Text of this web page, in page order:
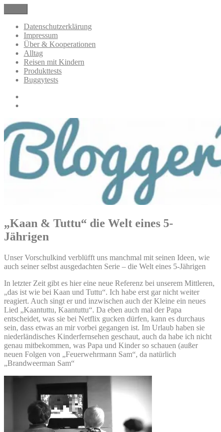
Inhalt
springen
BloggerMumOf3Boys Mamablog
Mamablog über das Leben mit drei Kindern mit Produkttests und
Alltagsthemen
Datenschutzerklärung
Impressum
Über & Kooperationen
Alltag
Reisen mit Kindern
Produkttests
Buggytests
„Kaan & Tuttu“ die Welt eines 5-
Jährigen
Unser Vorschulkind verblüfft uns manchmal mit seinen Ideen, wie
auch seiner selbst ausgedachten Serie – die Welt eines 5-Jährigen
In letzter Zeit gibt es hier eine neue Referenz bei unserem Mittleren,
„das ist wie bei Kaan und Tuttu“. Ich habe erst gar nicht weiter
reagiert. Auch singt er und inzwischen auch der Kleine ein neues
Lied „Kaantuttu, Kaantuttu“. Da eben auch mal der Papa
entscheidet, was sie bei Netflix gucken dürfen, kann es durchaus
sein, dass etwas an mir vorbei gegangen ist. Im Urlaub haben sie
niederländisches Kinderfernsehen geschaut, auch da habe ich nicht
genau mitbekommen, was Papa und Kinder so schauen (außer
neuen Folgen von „Feuerwehrmann Sam“, da natürlich
„Brandweerman Sam“